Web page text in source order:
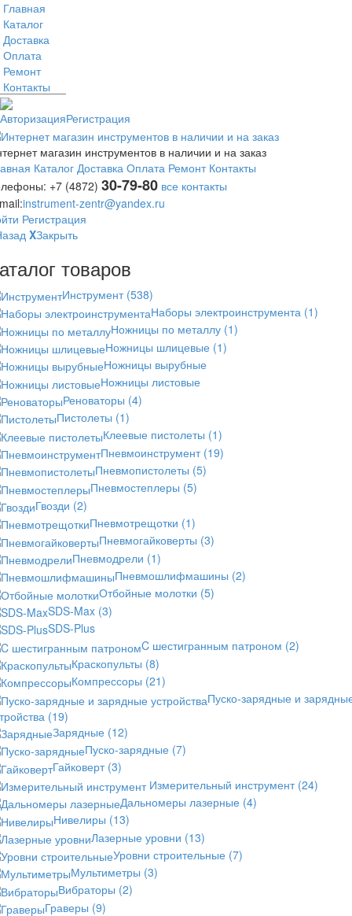
Главная
Каталог
Доставка
Оплата
Ремонт
Контакты
АвторизацияРегистрация
магазин инструментов в наличии и на заказ
Каталог Доставка Оплата Ремонт Контакты
+7 (4872) 30-79-80 все контакты
instrument-zentr@yandex.ru
Регистрация
XЗакрыть
товаров
Инструмент (538)
Наборы электроинструмента (1)
Ножницы по металлу (1)
Ножницы шлицевые (1)
Ножницы вырубные
Ножницы листовые
Реноваторы (4)
Пистолеты (1)
Клеевые пистолеты (1)
Пневмоинструмент (19)
Пневмопистолеты (5)
Пневмостеплеры (5)
Гвозди (2)
Пневмотрещотки (1)
Пневмогайковерты (3)
Пневмодрели (1)
Пневмошлифмашины (2)
Отбойные молотки (5)
SDS-Max (3)
SDS-Plus
C шестигранным патроном (2)
Краскопульты (8)
Компрессоры (21)
Пуско-зарядные и
(19)
Зарядные (12)
Пуско-зарядные (7)
Гайковерт (3)
Измерительный инструмент (24)
Дальномеры лазерные (4)
Нивелиры (13)
Лазерные уровни (13)
Уровни строительные (7)
Мультиметры (3)
Вибраторы (2)
Граверы (9)